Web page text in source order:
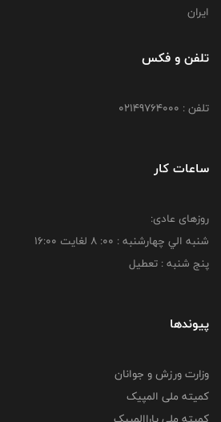
ایران
تلفن و فکس
تلفن : 02149764000
ساعات کار
روزهای عادی:
شنبه الي چهارشنبه : 00: 8 لغايت 16:00
پنج شنبه : تعطیل
پیوندها
وزارت ورزش و جوانان
کمیته ملی المپیک